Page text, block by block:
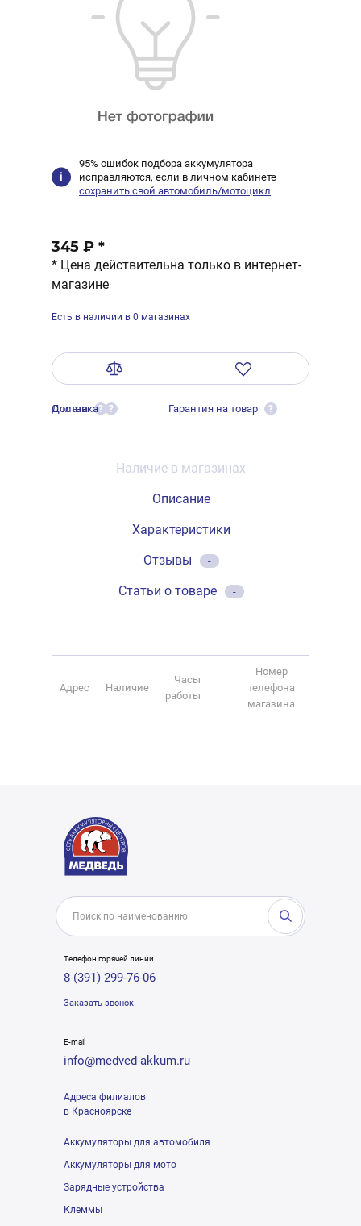
95% ошибок подбора аккумулятора
исправляются, если в личном кабинете
сохранить свой автомобиль/мотоцикл
345 ₽ *
* Цена действительна только в интернет-
магазине
Есть в наличии в 0 магазинах
Оплата ?
Доставка ? Гарантия на товар ?
Наличие в магазинах
Описание
Характеристики
Отзывы
-
Статьи о товаре -
Адрес Наличие
Часы
работы
Номер
телефона
магазина
Телефон горячей линии
8 (391) 299-76-06
Заказать звонок
E-mail
info@medved-akkum.ru
Адреса филиалов
в Красноярске
Аккумуляторы для автомобиля
Аккумуляторы для мото
Зарядные устройства
Клеммы